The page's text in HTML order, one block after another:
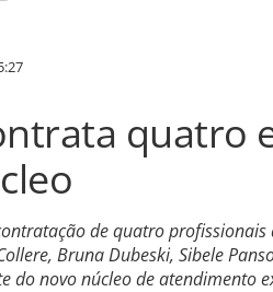
quatro
de quatro
Bruna Dubeski, Sibele
do novo núcleo de atendimento